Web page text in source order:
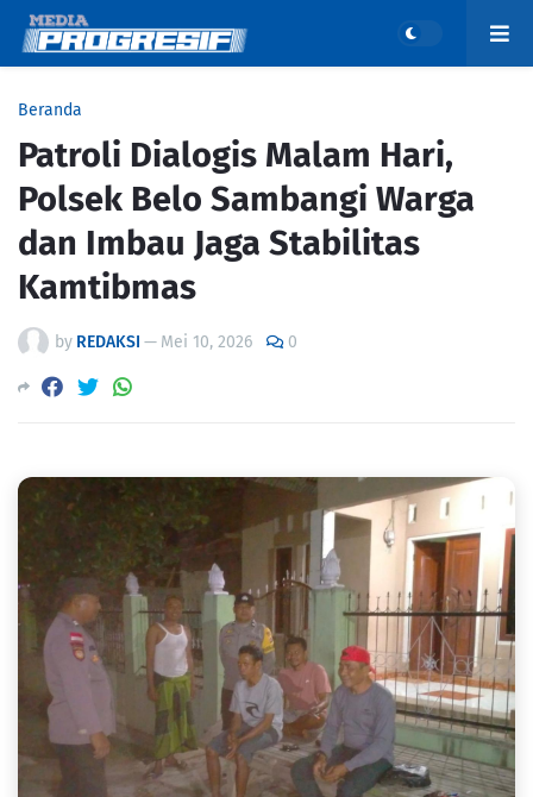
Beranda
Patroli Dialogis Malam Hari,
Polsek Belo Sambangi Warga
dan Imbau Jaga Stabilitas
Kamtibmas
by REDAKSI — Mei 10, 2026 0